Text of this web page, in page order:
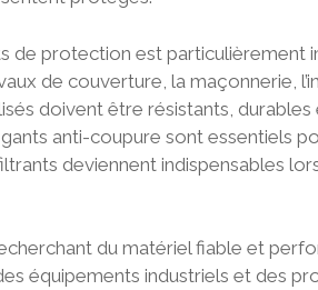
de protection est particulièrement
de couverture, la maçonnerie,
doivent être résistants,
anti-coupure sont essentiels
deviennent indispensables
du matériel fiable et
équipements industriels et des